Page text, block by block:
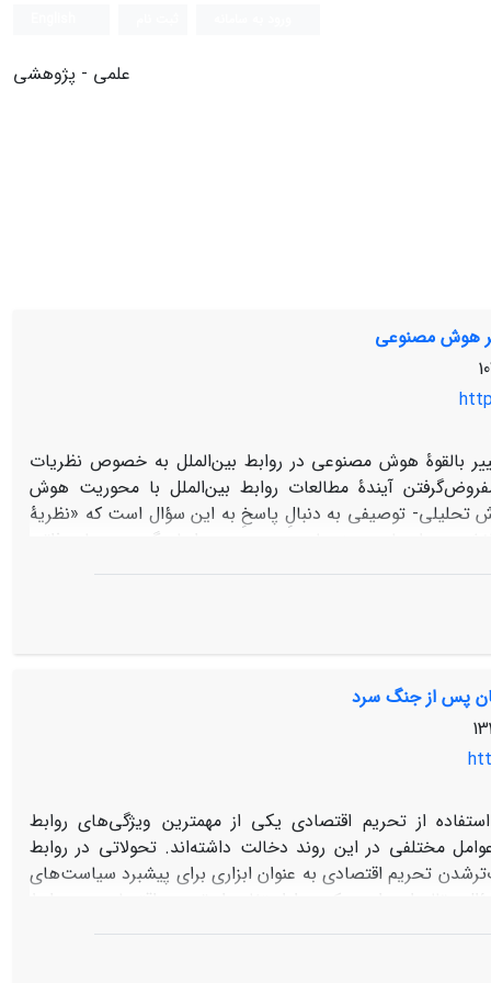
علمی - پژوهشی
هوش مصنوعی
بالقوۀ هوش مصنوعی در روابط بین‌­الملل به خصوص نظریات
آیندۀ مطالعات روابط بین‌­الملل با محوریت هوش
تحلیلی- توصیفی به دنبالِ پاسخِ به این سؤال است که «نظریۀ
حیطه­‌ها و زمینه­‌های مورد بررسی را با دگردیسی­‌های ذاتی
آن است که رایانش و سیستم الگوریتمی با بازتولید شاخص­‌
از کارکردهای نظامی، امنیتی، سیاسی، اقتصادی و حقوقیِ
پس از جنگ سرد
از تحریم اقتصادی یکی از مهمترین ویژگی‌های روابط
مختلفی در این روند دخالت داشته‌اند. تحولاتی در روابط
تحریم اقتصادی به عنوان ابزاری برای پیشبرد سیاست‌های
مقاله این است که چرا استفاده از تحریم اقتصادی در روابط
است. فرضیه مقاله این است که مجموعه‌ای از عوامل شامل
در استفاده از ابزار فشار اقتصادی، تغییرات توزیع قدرت در